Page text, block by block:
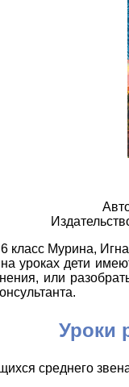
класс Мурина,
уроках дети
или
Уроки
среднего